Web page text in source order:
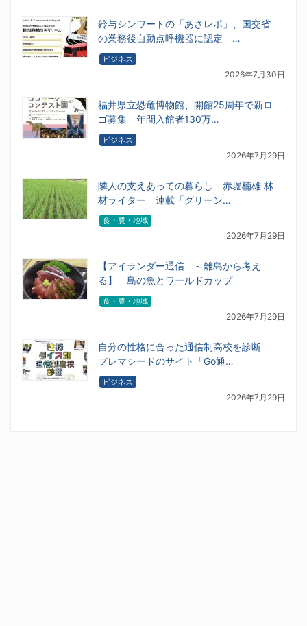
鈴与シンワートの「あさレポ」、国交省
の業務後自動点呼機器に認定 …
ビジネス
2026年7月30日
福井県立恐竜博物館、開館25周年で新ロ
ゴ募集 年間入館者130万…
ビジネス
2026年7月29日
隣人の支えあっての暮らし 赤堀楠雄 林
材ライター 連載「グリーン…
食・農・地域
2026年7月29日
【アイランダー通信 ～離島から考え
る】 島の魚とワールドカップ
食・農・地域
2026年7月29日
自分の性格に合った通信制高校を診断
プレマシードのサイト「Go通…
ビジネス
2026年7月29日